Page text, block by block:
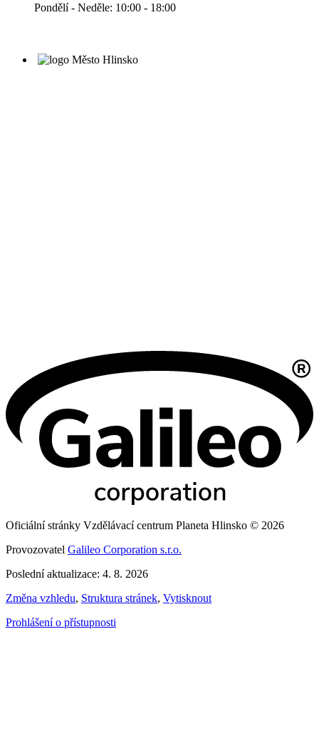
Pondělí - Neděle: 10:00 - 18:00
Oficiální stránky Vzdělávací centrum Planeta Hlinsko © 2026
Provozovatel Galileo Corporation s.r.o.
Poslední aktualizace: 4. 8. 2026
Změna vzhledu, Struktura stránek, Vytisknout
Prohlášení o přístupnosti